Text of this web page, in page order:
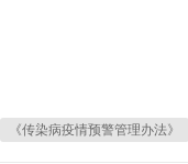
《传染病疫情预警管理办法》